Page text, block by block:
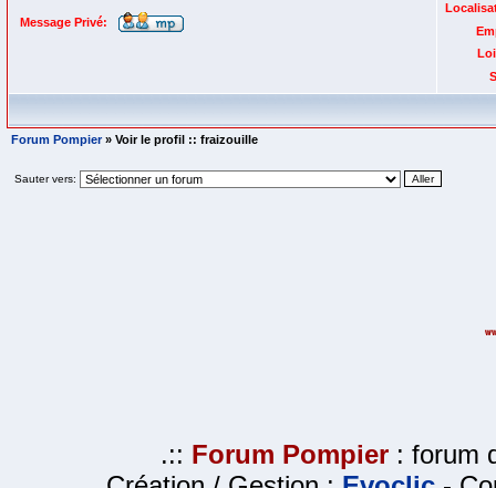
Message Privé:
Forum Pompier» Voir le profil :: fraizouille
Sauter vers:
.:: Forum Pompier : forum